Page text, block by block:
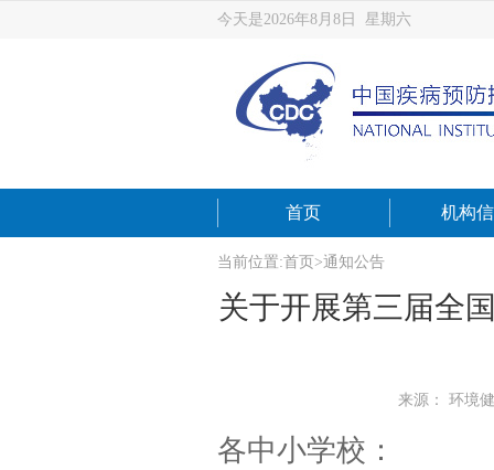
今天是2026年8月8日 星期六
首页 机构
当前位置:首页 >通知公告
关于开展第三届全
来源： 环境
各中小学校：